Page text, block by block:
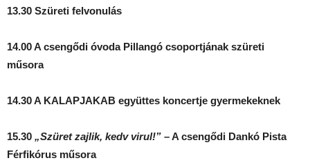
13.30 Szüreti felvonulás
14.00 A csengődi óvoda Pillangó csoportjának szüreti
műsora
14.30 A KALAPJAKAB együttes koncertje gyermekeknek
15.30 „Szüret zajlik, kedv virul!” – A csengődi Dankó Pista
Férfikórus műsora